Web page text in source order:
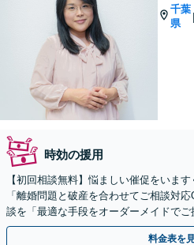
千葉
県
時効の援用
【初回相談無料】悩ましい催促をいます
「離婚問題と破産を合わせてご相談対
談を「最適な手段をオーダーメイドで
【完全個室制】【休日・夜間面談可】
料金表を